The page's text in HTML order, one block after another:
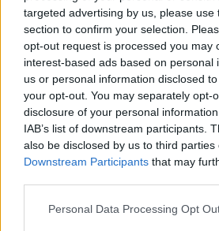
targeted advertising by us, please use
section to confirm your selection.
opt-out request is processed you may
interest-based ads based on personal
us or personal information disclosed
your opt-out. You may separately opt-
disclosure of your personal
IAB’s list of downstream participants.
also be disclosed by us to third parties
Downstream Participants that may
Please note that this website/app uses
Personal Data Processing Opt
Η Αστρολογική Συμβουλή
Εμπιστεύσου την καλοσύνη και
γύρω σου· σήμερα η αγάπη
καθοδηγήσει σωστά.
Λέων – «Συναισθήματα σε
Η αντίθεση
σε φέρνει σε αναστάτωση για
για ζητήματα που σχετίζονται